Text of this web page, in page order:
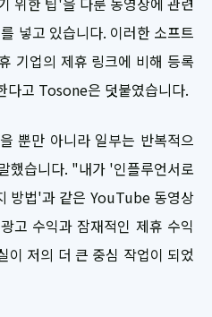
넣고 있습니다. 이러한 소프트
기업의 제휴 링크에 비해 등록
다고 Tosone은 덧붙였습니다.
뿐만 아니라 일부는 반복적으
했습니다. "내가 '인플루언서로
방법'과 같은 YouTube 동영상
고 수익과 잠재적인 제휴 수익
이 저의 더 큰 중심 작업이 되었